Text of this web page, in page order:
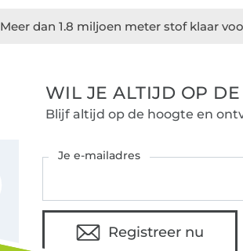
Meer dan 1.8 miljoen meter stof klaar
WIL JE ALTIJD OP
Blijf altijd op de hoogte en
Je e-mailadres
Registreer nu